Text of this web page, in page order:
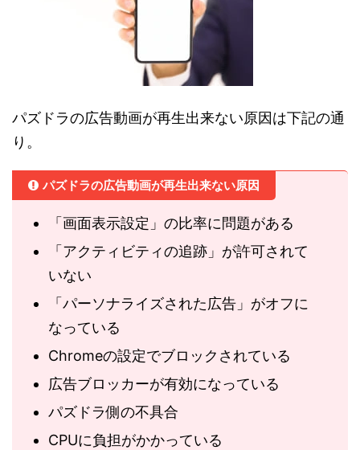
パズドラの広告動画が再生出来ない原因は下記の通
り。
パズドラの広告動画が再生出来ない原因
「画面表示設定」の比率に問題がある
「アクティビティの追跡」が許可されて
いない
「パーソナライズされた広告」がオフに
なっている
Chromeの設定でブロックされている
広告ブロッカーが有効になっている
パズドラ側の不具合
CPUに負担がかかっている